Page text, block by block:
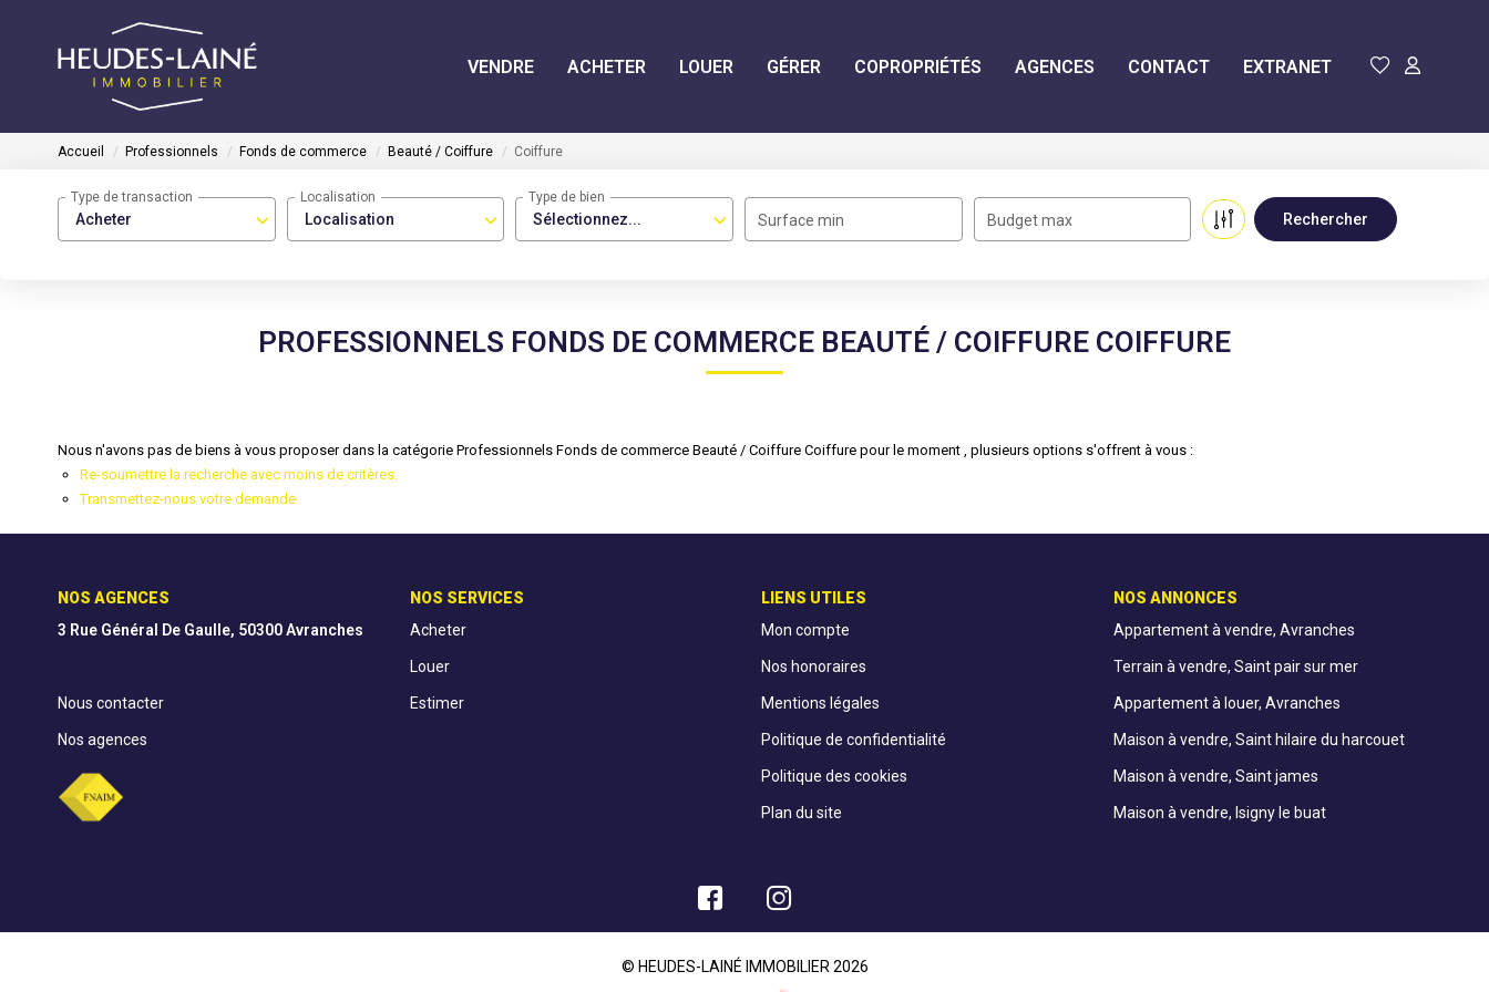
VENDRE ACHETER LOUER GÉRER COPROPRIÉTÉS AGENCES CONTACT EXTRANET
Accueil Professionnels Fonds de commerce Beauté / Coiffure Coiffure
Acheter
Type de transaction
Localisation
Localisation
Sélectionnez...
Type de bien
Surface min Budget max
PROFESSIONNELS FONDS DE COMMERCE BEAUTÉ / COIFFURE COIFFURE
Nous n'avons pas de biens à vous proposer dans la catégorie Professionnels Fonds de commerce Beauté / Coiffure Coiffure pour le moment , plusieurs options s'offrent à vous :
Re-soumettre la recherche avec moins de critères.
Transmettez-nous votre demande
NOS AGENCES
3 Rue Général De Gaulle, 50300 Avranches
Nous contacter
Nos agences
NOS SERVICES
Acheter
Louer
Estimer
LIENS UTILES
Mon compte
Nos honoraires
Mentions légales
Politique de confidentialité
Politique des cookies
Plan du site
NOS ANNONCES
Appartement à vendre, Avranches
Terrain à vendre, Saint pair sur mer
Appartement à louer, Avranches
Maison à vendre, Saint hilaire du harcouet
Maison à vendre, Saint james
Maison à vendre, Isigny le buat
© HEUDES-LAINÉ IMMOBILIER 2026